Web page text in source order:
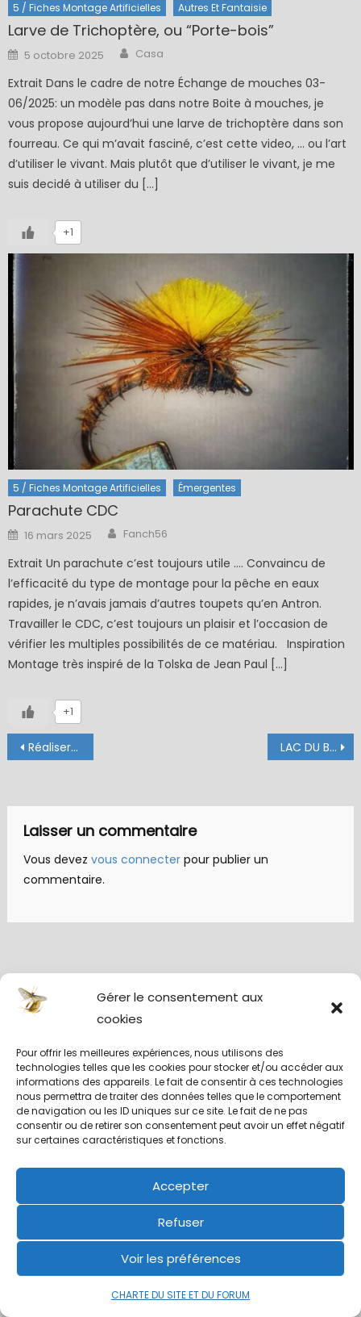
Gérer le consentement aux
cookies
Pour offrir les meilleures expériences, nous utilisons des
technologies telles que les cookies pour stocker et/ou accéder aux
informations des appareils. Le fait de consentir à ces technologies
nous permettra de traiter des données telles que le comportement
de navigation ou les ID uniques sur ce site. Le fait de ne pas
consentir ou de retirer son consentement peut avoir un effet négatif
sur certaines caractéristiques et fonctions.
Accepter
Refuser
Voir les préférences
CHARTE DU SITE ET DU FORUM
5 / Fiches Montage Artificielles Autres Et Fantaisie
Larve de Trichoptère, ou “Porte-bois”
Posted
on
5 octobre 2025 Author
Casa
Extrait Dans le cadre de notre Échange de mouches 03-
06/2025: un modèle pas dans notre Boite à mouches, je
vous propose aujourd’hui une larve de trichoptère dans son
fourreau. Ce qui m’avait fasciné, c’est cette video, … ou l’art
d’utiliser le vivant. Mais plutôt que d’utiliser le vivant, je me
suis decidé à utiliser du […]
+1
5 / Fiches Montage Artificielles Émergentes
Parachute CDC
Posted
on
16 mars 2025 Author
Fanch56
Extrait Un parachute c’est toujours utile …. Convaincu de
l’efficacité du type de montage pour la pêche en eaux
rapides, je n’avais jamais d’autres toupets qu’en Antron.
Travailler le CDC, c’est toujours un plaisir et l’occasion de
vérifier les multiples possibilités de ce matériau. Inspiration
Montage très inspiré de la Tolska de Jean Paul […]
+1
Navigation
de
Réaliser une boucle sur une soie synthétique LAC DU BORÉON (06)
Laisser un commentaire
Vous devez vous connecterpour publier un
commentaire.
INSCRIPTIONS AU FORUM
FORUM ➤ PRÉSENTATIONS
MESSAGES PRIVÉS